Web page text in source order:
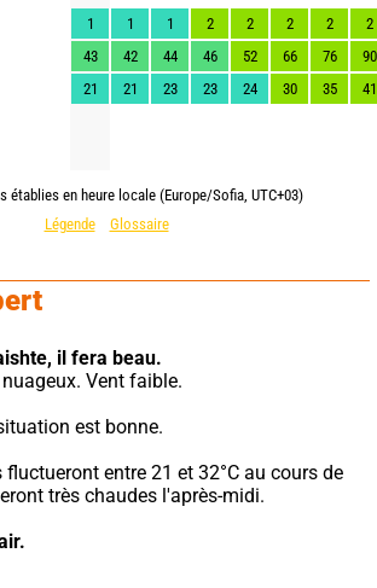
1 1 1 2 2 2 2
2
43
42 44 46 52 66 76
90
21
21 23 23 24 30 35 41
établies en heure locale (Europe/Sofia, UTC+03)
Légende
Glossaire
il fera beau.
Vent faible.
est bonne.
fluctueront entre 21 et 32°C au cours de
très chaudes l'après-midi.